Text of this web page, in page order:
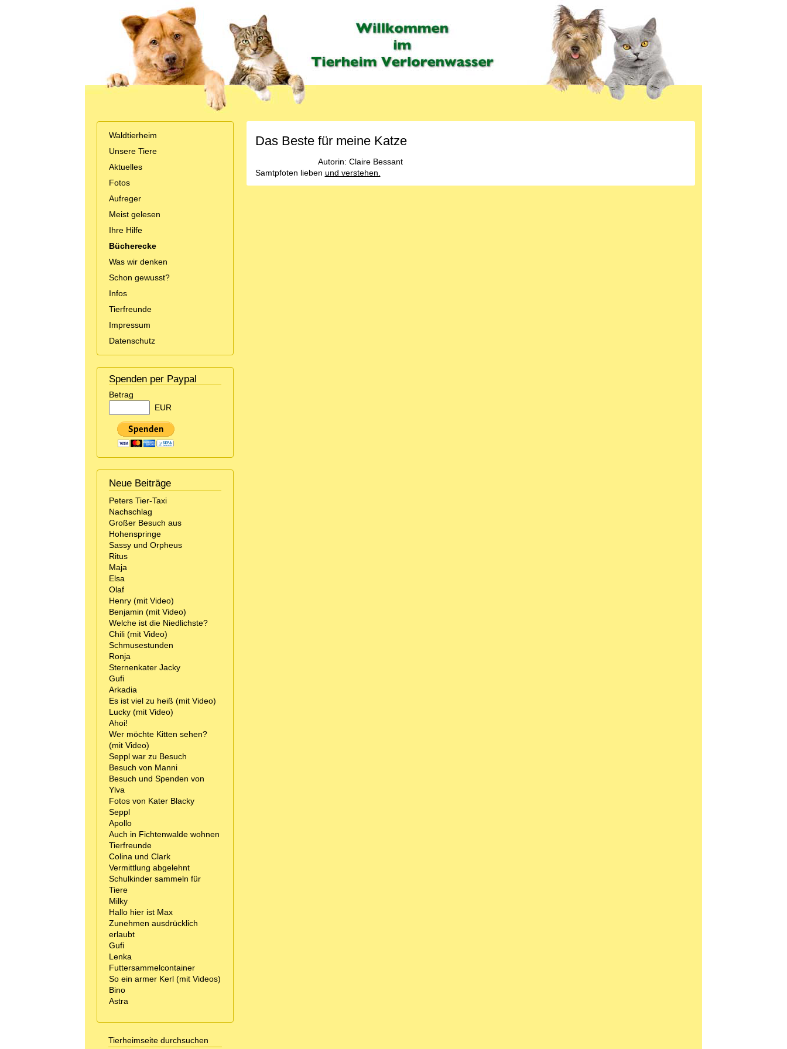
Waldtierheim
Unsere Tiere
Aktuelles
Fotos
Aufreger
Meist gelesen
Ihre Hilfe
Bücherecke
Was wir denken
Schon gewusst?
Infos
Tierfreunde
Impressum
Datenschutz
Spenden per Paypal
Betrag
EUR
Neue Beiträge
Peters Tier-Taxi
Nachschlag
Großer Besuch aus
Hohenspringe
Sassy und Orpheus
Ritus
Maja
Elsa
Olaf
Henry (mit Video)
Benjamin (mit Video)
Welche ist die Niedlichste?
Chili (mit Video)
Schmusestunden
Ronja
Sternenkater Jacky
Gufi
Arkadia
Es ist viel zu heiß (mit Video)
Lucky (mit Video)
Ahoi!
Wer möchte Kitten sehen?
(mit Video)
Seppl war zu Besuch
Besuch von Manni
Besuch und Spenden von
Ylva
Fotos von Kater Blacky
Seppl
Apollo
Auch in Fichtenwalde wohnen
Tierfreunde
Colina und Clark
Vermittlung abgelehnt
Schulkinder sammeln für
Tiere
Milky
Hallo hier ist Max
Zunehmen ausdrücklich
erlaubt
Gufi
Lenka
Futtersammelcontainer
So ein armer Kerl (mit Videos)
Bino
Astra
Tierheimseite durchsuchen
Das Beste für meine Katze
Autorin: Claire Bessant
Samtpfoten lieben und verstehen.